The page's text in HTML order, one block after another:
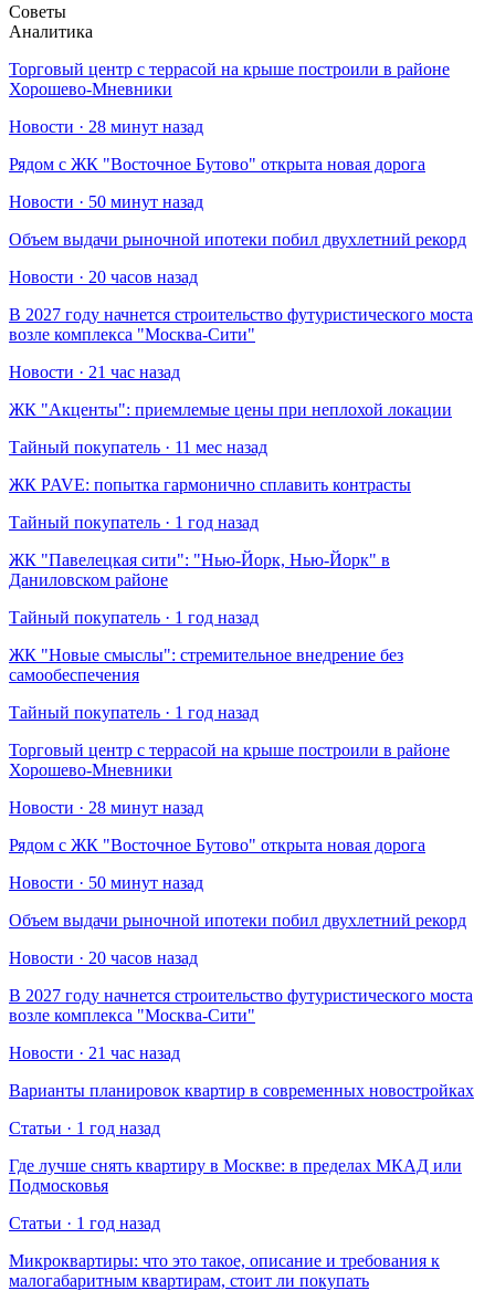
Советы
Аналитика
Торговый центр с террасой на крыше построили в районе
Хорошево-Мневники
Новости · 28 минут назад
Рядом с ЖК "Восточное Бутово" открыта новая дорога
Новости · 50 минут назад
Объем выдачи рыночной ипотеки побил двухлетний рекорд
Новости · 20 часов назад
В 2027 году начнется строительство футуристического моста
возле комплекса "Москва-Сити"
Новости · 21 час назад
​ЖК "Акценты": приемлемые цены при неплохой локации
Тайный покупатель · 11 мес назад
​ЖК PAVE: попытка гармонично сплавить контрасты
Тайный покупатель · 1 год назад
​ЖК "Павелецкая сити": "Нью-Йорк, Нью-Йорк" в
Даниловском районе
Тайный покупатель · 1 год назад
​ЖК "Новые смыслы": стремительное внедрение без
самообеспечения
Тайный покупатель · 1 год назад
Торговый центр с террасой на крыше построили в районе
Хорошево-Мневники
Новости · 28 минут назад
Рядом с ЖК "Восточное Бутово" открыта новая дорога
Новости · 50 минут назад
Объем выдачи рыночной ипотеки побил двухлетний рекорд
Новости · 20 часов назад
В 2027 году начнется строительство футуристического моста
возле комплекса "Москва-Сити"
Новости · 21 час назад
Варианты планировок квартир в современных новостройках
Статьи · 1 год назад
Где лучше снять квартиру в Москве: в пределах МКАД или
Подмосковья
Статьи · 1 год назад
Микроквартиры: что это такое, описание и требования к
малогабаритным квартирам, стоит ли покупать